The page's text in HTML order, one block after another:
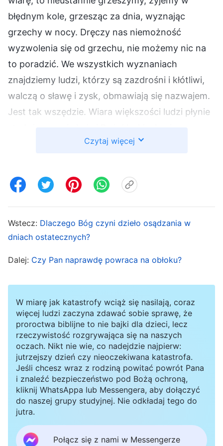
błędnym kole, grzesząc za dnia, wyznając
grzechy w nocy. Dręczy nas niemożność
wyzwolenia się od grzechu, nie możemy nic na
to poradzić. We wszystkich wyznaniach
znajdziemy ludzi, którzy są zazdrośni i kłótliwi,
walczą o sławę i zysk, obmawiają się nazwajem.
Jest tak wszędzie. Wiara większości ludzi płynie
postępują wedle słów Boga. Biegną do kościoła,
za doczesnymi trendami. W kościołach urządza
się tylko bankiety i przyjęcia. Nikt nie omawia
prawdy, nie dzieli się osobistym świadectwem,
wszyscy rywalizują o to, kto otrzyma największą
łaskę, największe błogosławieństwa. W obliczu
wielkich katastrof i widząc, że Pan nie
ludzi traci zapał w swej wierze i miłości.
Zaczynają obwiniać i osądzać Boga. Niektórzy
nawet Mu zaprzeczają i zdradzają Go. Fakty
pokazują, że odpuszczenie grzechów i łaska
zbawienia mogą sprawić, że ludzie postępują
lepiej, ale nie znaczy to, że całkiem wyzwolili się
od grzechu, że są zawsze posłuszni Bogu, a
zwłaszcza, że są oczyszczeni i godni wejść do
królestwa. To myślenie życzeniowe. Widzimy to i
rozumiemy, czemu Pan Jezus powiedział, że ci,
Czytaj więcej
Wstecz: Dlaczego Bóg czyni dzieło osądzania w
dniach ostatecznych?
Dalej: Czy Pan naprawdę powraca na obłoku?
W miarę jak katastrofy wciąż się nasilają, coraz
więcej ludzi zaczyna zdawać sobie sprawę, że
proroctwa biblijne to nie bajki dla dzieci, lecz
rzeczywistość rozgrywająca się na naszych
oczach. Nikt nie wie, co nadejdzie najpierw:
jutrzejszy dzień czy nieoczekiwana katastrofa.
Jeśli chcesz wraz z rodziną powitać powrót Pana
i znaleźć bezpieczeństwo pod Bożą ochroną,
kliknij WhatsAppa lub Messengera, aby dołączyć
do naszej grupy studyjnej. Nie odkładaj tego do
jutra.
Połącz się z nami w Messengerze